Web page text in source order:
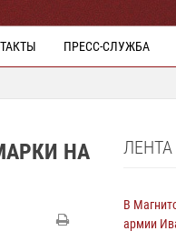
ПРЕСС-СЛУЖБА
НА
В
армии